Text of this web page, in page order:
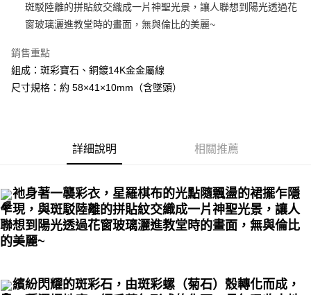
街口支付
ATM付款
7-11取貨付款
賣家宅配幫您送（台灣）
每筆NT$80，滿NT$3,000(含以上)免運費
斑駁陸離的拼貼紋交織成一片神聖光景，讓人聯想到陽光透過花
窗玻璃灑進教堂時的畫面，無與倫比的美麗~
銷售重點
組成：斑彩寶石、銅鍍14K金金屬線
尺寸規格：約 58×41×10mm（含墜頭）
詳細說明 相關推薦
祂身著一襲彩衣，星羅棋布的光點隨飄盪的裙擺乍隱
乍現，與斑駁陸離的拼貼紋交織成一片神聖光景，讓人
聯想到陽光透過花窗玻璃灑進教堂時的畫面，無與倫比
的美麗~
繽紛閃耀的斑彩石，由斑彩螺（菊石）殼轉化而成，